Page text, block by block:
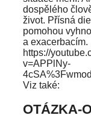
dospělého
život. Přísná
pomohou
a exacerbacím.
https://
v=APPlNy-
Viz také:
OTÁZKA-